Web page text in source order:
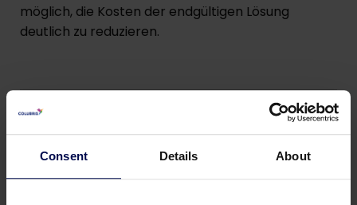
Consent Details About
möglich, die Kosten der endgültigen Lösung
deutlich zu reduzieren.
Ihr Geschäftsprozess bleibt
betriebsbereit